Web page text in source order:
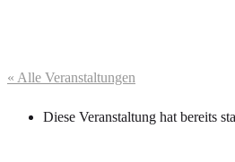
« Alle Veranstaltungen
Diese Veranstaltung hat bereits